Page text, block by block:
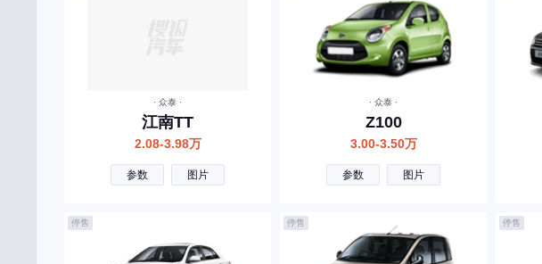
· 众泰 ·
江南TT
2.08-3.98万
参数 图片
· 众泰 ·
Z100
3.00-3.50万
参数 图片
停售 停售 停售
长安欧尚
昌河